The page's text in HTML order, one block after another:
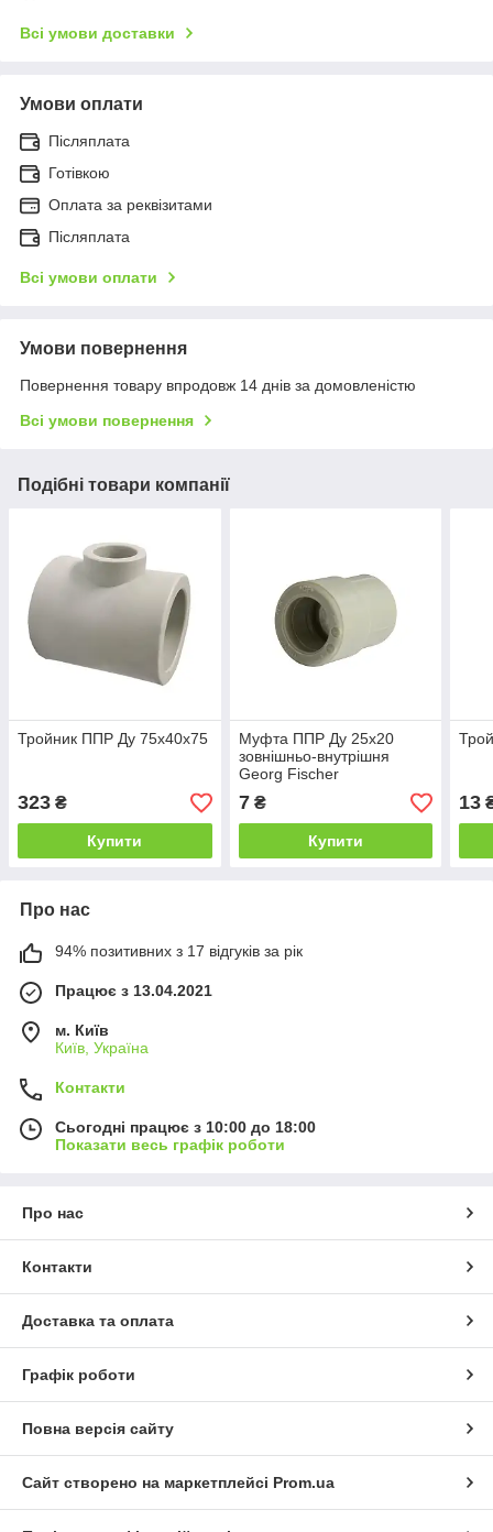
Всі умови доставки
Умови оплати
Післяплата
Готівкою
Оплата за реквізитами
Післяплата
Всі умови оплати
Умови повернення
Повернення товару впродовж 14 днів за домовленістю
Всі умови повернення
Подібні товари компанії
Тройник ППР Ду 75х40х75
323 ₴
Купити
Муфта ППР Ду 25х20
зовнішньо-внутрішня
Georg Fischer
7₴
Купити
13
Про нас
94% позитивних з 17 відгуків за рік
Працює з 13.04.2021
м. Київ
Київ, Україна
Контакти
Сьогодні працює з 10:00 до 18:00
Показати весь графік роботи
Про нас
Контакти
Доставка та оплата
Графік роботи
Повна версія сайту
Сайт створено на маркетплейсі Prom.ua